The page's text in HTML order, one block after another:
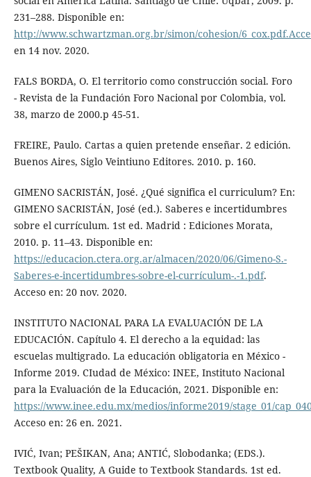
231–288. Disponible en:
http://www.schwartzman.org.br/simon/cohesion/
en 14 nov. 2020.
FALS BORDA, O. El territorio como construcción social. Foro
- Revista de la Fundación Foro Nacional por Colombia, vol.
38, marzo de 2000.p 45-51.
FREIRE, Paulo. Cartas a quien pretende enseñar. 2 edición.
Buenos Aires, Siglo Veintiuno Editores. 2010. p. 160.
GIMENO SACRISTÁN, José. ¿Qué significa el curriculum? En:
GIMENO SACRISTÁN, José (ed.). Saberes e incertidumbres
sobre el currículum. 1st ed. Madrid : Ediciones Morata,
2010. p. 11–43. Disponible en:
https://educacion.ctera.org.ar/almacen/2020/06/Gimeno-S.-
Saberes-e-incertidumbres-sobre-el-currículum-.-1.pdf.
Acceso en: 20 nov. 2020.
INSTITUTO NACIONAL PARA LA EVALUACIÓN DE LA
EDUCACIÓN. Capítulo 4. El derecho a la equidad: las
escuelas multigrado. La educación obligatoria en México -
Informe 2019. CIudad de México: INEE, Instituto Nacional
para la Evaluación de la Educación, 2021. Disponible en:
https://www.inee.edu.mx/medios/informe2019/stage_01/
Acceso en: 26 en. 2021.
IVIĆ, Ivan; PEŠIKAN, Ana; ANTIĆ, Slobodanka; (EDS.).
Textbook Quality, A Guide to Textbook Standards. 1st ed.